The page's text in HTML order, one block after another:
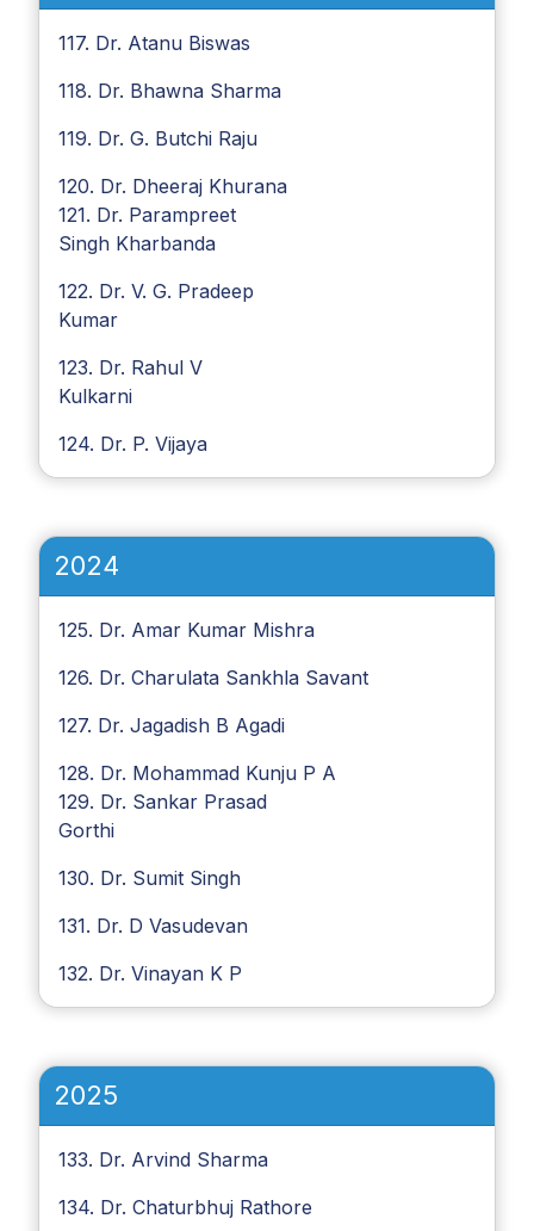
117. Dr. Atanu Biswas
118. Dr. Bhawna Sharma
119. Dr. G. Butchi Raju
120. Dr. Dheeraj Khurana
121. Dr. Parampreet
Singh Kharbanda
122. Dr. V. G. Pradeep
Kumar
123. Dr. Rahul V
Kulkarni
124. Dr. P. Vijaya
2024
125. Dr. Amar Kumar Mishra
126. Dr. Charulata Sankhla Savant
127. Dr. Jagadish B Agadi
128. Dr. Mohammad Kunju P A
129. Dr. Sankar Prasad
Gorthi
130. Dr. Sumit Singh
131. Dr. D Vasudevan
132. Dr. Vinayan K P
2025
133. Dr. Arvind Sharma
134. Dr. Chaturbhuj Rathore